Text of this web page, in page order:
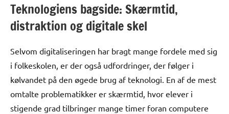
Teknologiens bagside: Skærmtid,
distraktion og digitale skel
Selvom digitaliseringen har bragt mange fordele med sig
i folkeskolen, er der også udfordringer, der følger i
kølvandet på den øgede brug af teknologi. En af de mest
omtalte problematikker er skærmtid, hvor elever i
stigende grad tilbringer mange timer foran computere